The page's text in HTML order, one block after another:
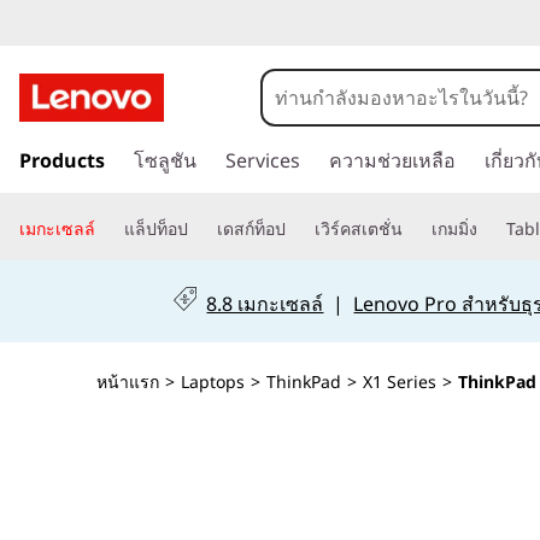
h
n
k
a
า
ไ
นื้
Products โซลูชัน Services ความช่วยเหลือ เกี่ยว
เมกะเซลล์ แล็ปท็อป เดสก์ท็อป เวิร์คสเตชั่น เกมมิ่ง
8.8 เมกะเซลล์ | Lenovo Pro สำหรับธุ
หน้าแรก > Laptops > ThinkPad > X1 Series >